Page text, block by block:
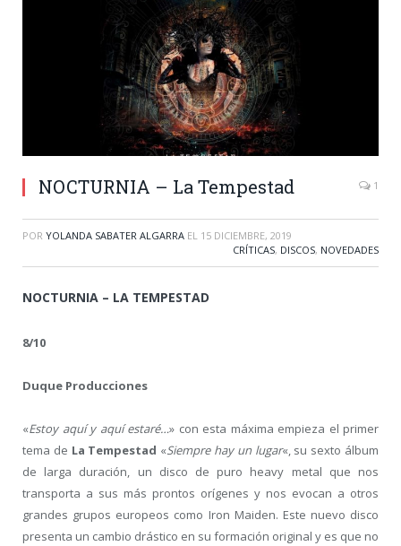
NOCTURNIA – La Tempestad 1
POR YOLANDA SABATER ALGARRA EL 15 DICIEMBRE, 2019
CRÍTICAS, DISCOS, NOVEDADES
NOCTURNIA – LA TEMPESTAD
8/10
Duque Producciones
«Estoy aquí y aquí estaré…» con esta máxima empieza el primer
tema de La Tempestad «Siempre hay un lugar«, su sexto álbum
de larga duración, un disco de puro heavy metal que nos
transporta a sus más prontos orígenes y nos evocan a otros
grandes grupos europeos como Iron Maiden. Este nuevo disco
presenta un cambio drástico en su formación original y es que no